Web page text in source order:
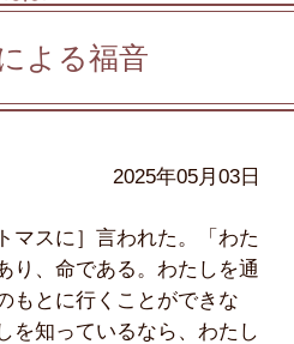
よる福音
2025年05月03日
マスに］言われた。「わた
り、命である。わたしを通
もとに行くことができな
を知っているなら、わたし